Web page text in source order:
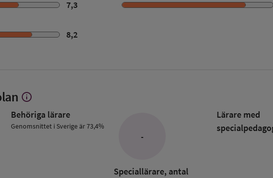
7,3
8,2
Visa
om
Lärare
info
Behöriga lärare
Genomsnittet i Sverige är 73,4%
-
Speciallärare, antal
Lärare med